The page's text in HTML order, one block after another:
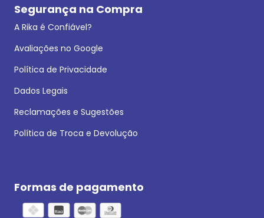
Segurança na Compra
A Rika é Confiável?
Avaliações no Google
Política de Privacidade
Dados Legais
Reclamações e Sugestões
Política de Troca e Devolução
Formas de pagamento